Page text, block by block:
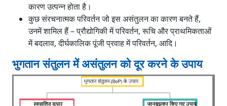
कारण उत्पन्न होता है।
कुछ संरचनात्मक परिवर्तन जो इस असंतुलन का कारण बनते हैं,
उनमें शामिल हैं – प्रौद्योगिकी में परिवर्तन, रूचि और प्राथमिकताओं
में बदलाव, दीर्घकालिक पूंजी प्रवाह में परिवर्तन, आदि।
भुगतान संतुलन में असंतुलन को दूर करने के उपाय